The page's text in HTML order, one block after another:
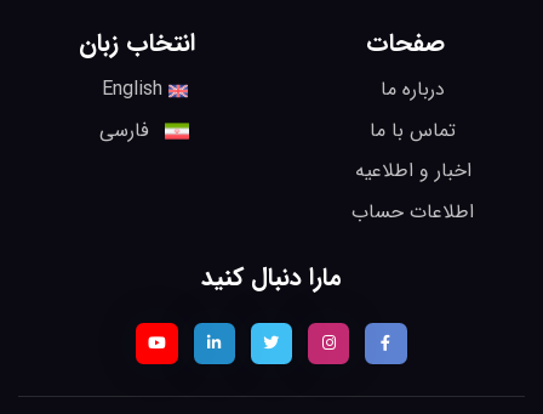
صفحات
درباره ما
تماس با ما
اخبار و اطلاعیه
اطلاعات حساب
انتخاب زبان
فارسی
مارا دنبال کنید